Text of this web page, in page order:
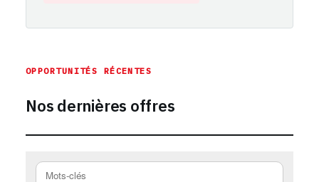
OPPORTUNITÉS RÉCENTES
Nos dernières offres